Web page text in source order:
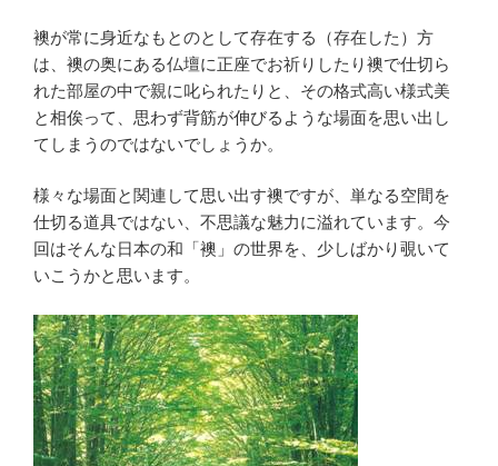
襖が常に身近なもとのとして存在する（存在した）方
は、襖の奥にある仏壇に正座でお祈りしたり襖で仕切ら
れた部屋の中で親に叱られたりと、その格式高い様式美
と相俟って、思わず背筋が伸びるような場面を思い出し
てしまうのではないでしょうか。
様々な場面と関連して思い出す襖ですが、単なる空間を
仕切る道具ではない、不思議な魅力に溢れています。今
回はそんな日本の和「襖」の世界を、少しばかり覗いて
いこうかと思います。